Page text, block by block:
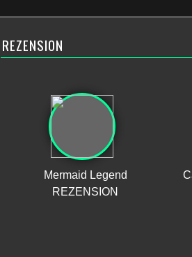
REZENSION
Mermaid Legend
REZENSION